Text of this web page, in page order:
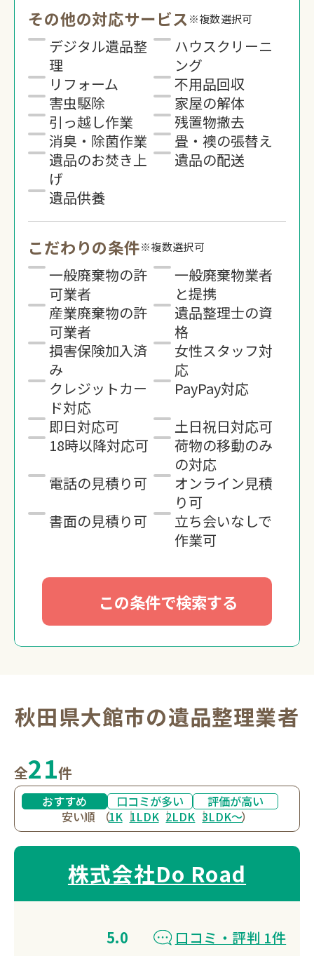
その他の対応サービス※複数選択可
デジタル遺品整
理
ハウスクリーニ
ング
リフォーム
不用品回収
害虫駆除
家屋の解体
引っ越し作業
残置物撤去
消臭・除菌作業
畳・襖の張替え
遺品のお焚き上
げ
遺品の配送
遺品供養
こだわりの条件※複数選択可
一般廃棄物の許
可業者
一般廃棄物業者
と提携
産業廃棄物の許
可業者
遺品整理士の資
格
損害保険加入済
み
女性スタッフ対
応
クレジットカー
ド対応
PayPay対応
即日対応可
土日祝日対応可
18時以降対応可
荷物の移動のみ
の対応
電話の見積り可
オンライン見積
り可
書面の見積り可
立ち会いなしで
作業可
この条件で検索する
秋田県大館市の遺品整理業者
全21件
おすすめ 口コミが多い
評価が高い
安い順
（1K 1LDK 2LDK 3LDK〜）
株式会社Do Road
5.0
口コミ・評判 1件